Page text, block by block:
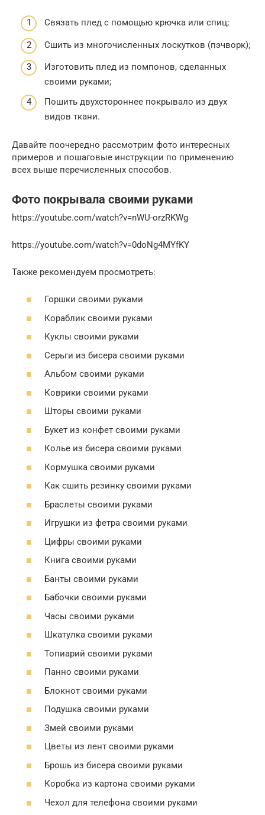
Связать плед с помощью крючка или спиц;
Сшить из многочисленных лоскутков (пэчворк);
Изготовить плед из помпонов, сделанных
своими руками;
Пошить двухстороннее покрывало из двух
видов ткани.
Давайте поочередно рассмотрим фото интересных
примеров и пошаговые инструкции по применению
всех выше перечисленных способов.
Фото покрывала своими руками
https://youtube.com/watch?v=nWU-orzRKWg
https://youtube.com/watch?v=0doNg4MYfKY
Также рекомендуем просмотреть:
Горшки своими руками
Кораблик своими руками
Куклы своими руками
Серьги из бисера своими руками
Альбом своими руками
Коврики своими руками
Шторы своими руками
Букет из конфет своими руками
Колье из бисера своими руками
Кормушка своими руками
Как сшить резинку своими руками
Браслеты своими руками
Игрушки из фетра своими руками
Цифры своими руками
Книга своими руками
Банты своими руками
Бабочки своими руками
Часы своими руками
Шкатулка своими руками
Топиарий своими руками
Панно своими руками
Блокнот своими руками
Подушка своими руками
Змей своими руками
Цветы из лент своими руками
Брошь из бисера своими руками
Коробка из картона своими руками
Чехол для телефона своими руками